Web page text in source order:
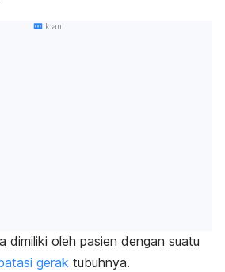
Iklan
dimiliki oleh pasien dengan suatu
gerak tubuhnya.